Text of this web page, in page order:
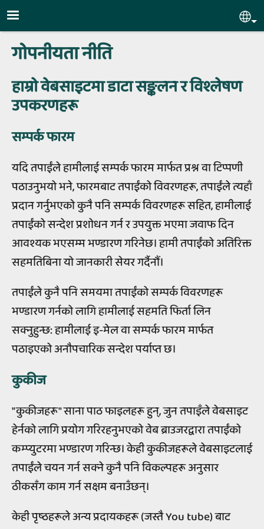
Skip to main content
गोपनीयता नीति
हाम्रो वेबसाइटमा डाटा सङ्कलन र विश्लेषण
उपकरणहरू
सम्पर्क फारम
यदि तपाईंले हामीलाई सम्पर्क फारम मार्फत प्रश्न वा टिप्पणी
पठाउनुभयो भने, फारमबाट तपाईंको विवरणहरू, तपाईंले त्यहाँ
प्रदान गर्नुभएको कुनै पनि सम्पर्क विवरणहरू सहित, हामीलाई
तपाईंको सन्देश प्रशोधन गर्न र उपयुक्त भएमा जवाफ दिन
आवश्यक भएसम्म भण्डारण गरिनेछ। हामी तपाईंको अतिरिक्त
सहमतिबिना यो जानकारी सेयर गर्दैनौं।
तपाईंले कुनै पनि समयमा तपाईंको सम्पर्क विवरणहरू
भण्डारण गर्नको लागि हामीलाई सहमति फिर्ता लिन
सक्नुहुन्छ: हामीलाई इ-मेल वा सम्पर्क फारम मार्फत
पठाइएको अनौपचारिक सन्देश पर्याप्त छ।
कुकीज
"कुकीजहरू" साना पाठ फाइलहरू हुन्, जुन तपाइँले वेबसाइट
हेर्नको लागि प्रयोग गरिरहनुभएको वेब ब्राउजरद्वारा तपाईंको
कम्प्युटरमा भण्डारण गरिन्छ। केही कुकीजहरूले वेबसाइटलाई
तपाईंले चयन गर्न सक्ने कुनै पनि विकल्पहरू अनुसार
ठीकसँग काम गर्न सक्षम बनाउँछन्।
केही पृष्ठहरूले अन्य प्रदायकहरू (जस्तै You tube) बाट